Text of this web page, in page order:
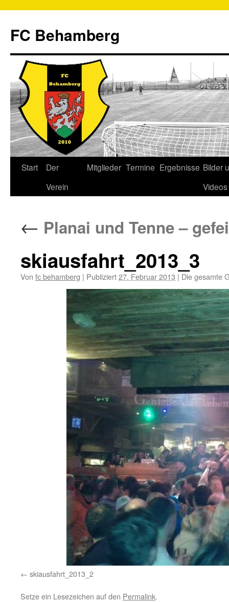
FC Behamberg
Start
Der
Verein
Mitglieder Termine Ergebnisse Bilder
Videos
← Planai und Tenne –
skiausfahrt_2013_3
Von fc behamberg | Publiziert27. Februar 2013 | Die gesamte
skiausfahrt_2013_2
Setze ein Lesezeichen auf den Permalink.